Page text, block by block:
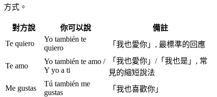
方式。
對方說 你可以說
備註
Te quiero
Yo también te
quiero
「我也愛你」, 最標準的回應
Te amo
Yo también te amo /
Y yo a ti
「我也愛你」/「我也是」, 常
見的縮短說法
Me gustas
Tú también me
gustas
「我也喜歡你」